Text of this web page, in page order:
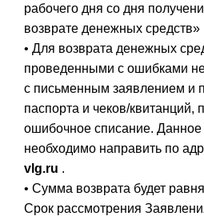
рабочего дня со дня
возврате денежных
• Для возврата денежных
проведенными с ошибками
с письменным заявлением и
паспорта и чеков/
ошибочное списание. Данное
необходимо направить по
vlg.ru .
• Сумма возврата будет
Срок рассмотрения